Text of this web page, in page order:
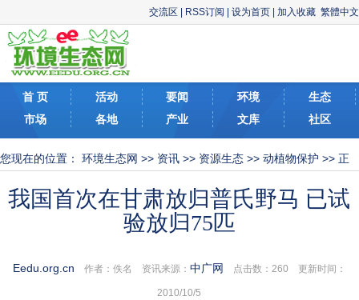
交流区 RSS订阅 设为首页 加入收藏 繁體中文
首 页 活动 要闻 环境
生态
市场
各地 产业 文库 社区
您现在的位置： 环境生态网 >> 资讯 >> 资源生态 >> 动植物保护 >> 正
我国首次在甘肃放归普氏野马 已试
验放归75匹
Eedu.org.cn 作者：佚名 资讯来源： 中广网 点击数： 260 更新时间：
2010/10/5